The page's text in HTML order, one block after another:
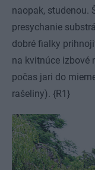
naopak, studenou.
presychanie
dobré fialky
na kvitnúce izbové
počas jari do
rašeliny). {R1}